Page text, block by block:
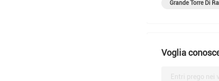
Grande Torre Di
Voglia
Entri prego